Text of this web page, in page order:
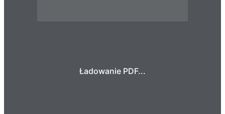
Ładowanie PDF...